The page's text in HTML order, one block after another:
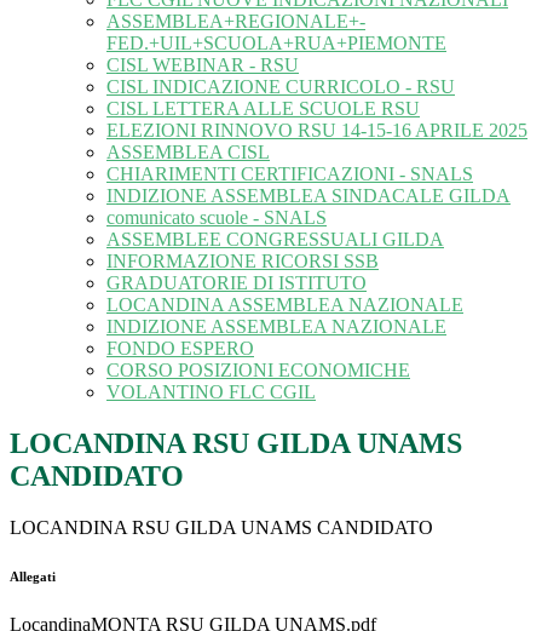
ASSEMBLEA+REGIONALE+-
FED.+UIL+SCUOLA+RUA+PIEMONTE
CISL WEBINAR - RSU
CISL INDICAZIONE CURRICOLO - RSU
CISL LETTERA ALLE SCUOLE RSU
ELEZIONI RINNOVO RSU 14-15-16 APRILE 2025
ASSEMBLEA CISL
CHIARIMENTI CERTIFICAZIONI - SNALS
INDIZIONE ASSEMBLEA SINDACALE GILDA
comunicato scuole - SNALS
ASSEMBLEE CONGRESSUALI GILDA
INFORMAZIONE RICORSI SSB
GRADUATORIE DI ISTITUTO
LOCANDINA ASSEMBLEA NAZIONALE
INDIZIONE ASSEMBLEA NAZIONALE
FONDO ESPERO
CORSO POSIZIONI ECONOMICHE
VOLANTINO FLC CGIL
LOCANDINA RSU GILDA UNAMS
CANDIDATO
LOCANDINA RSU GILDA UNAMS CANDIDATO
Allegati
LocandinaMONTA RSU GILDA UNAMS.pdf